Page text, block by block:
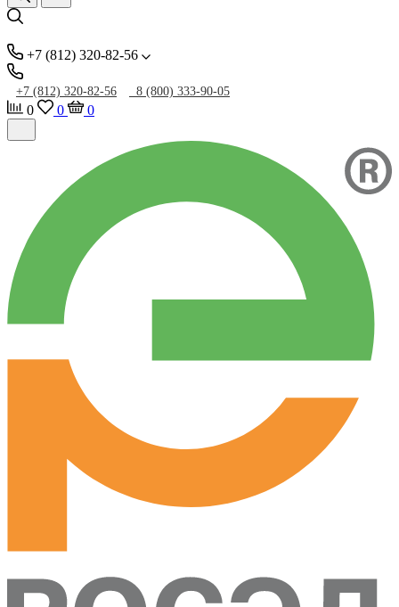
+7 (812) 320-82-56
+7 (812) 320-82-56 8 (800) 333-90-05
0 0 0